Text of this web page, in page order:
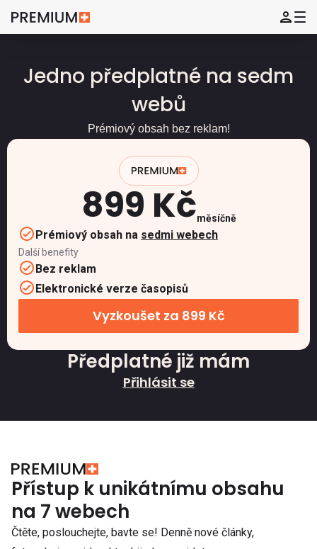
Jedno předplatné na sedm
webů
Prémiový obsah bez reklam!
899 Kčměsíčně
Prémiový obsah na sedmi webech
Další benefity
Bez reklam
Elektronické verze časopisů
Vyzkoušet za 899 Kč
Předplatné již mám
Přihlásit se
Přístup k unikátnímu obsahu
na 7 webech
Čtěte, poslouchejte, bavte se! Denně nové články,